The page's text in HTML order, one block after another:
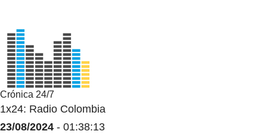
Crónica 24/7
1x24: Radio Colombia
23/08/2024 - 01:38:13